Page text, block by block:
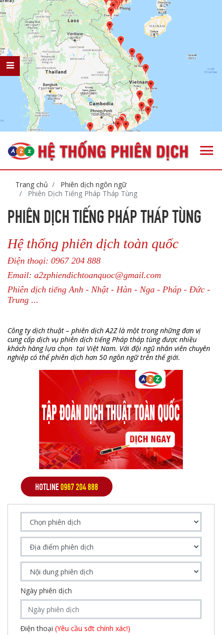
Trang chủ
Phiên dịch ngôn ngữ
Phiên Dịch Tiếng Pháp Tháp Tùng
PHIÊN DỊCH TIẾNG PHÁP THÁP TÙNG
Hệ thống phiên dịch toàn quốc
Điện thoại: 0967 204 888
Email: a2zphiendichtoanquoc@gmail.com
Phiên dịch tiếng Anh - Nhật - Hàn - Nga - Pháp - Đức -
Trung ...
Công ty dịch thuật – phiên dịch A2Z là một trong những đơn vị
cung cấp dịch vụ phiên dịch tiếng Pháp tháp tùng được nhiều
khách hàng lựa chọn tại Việt Nam. Với đội ngũ nhân viên chuyên
nghiệp có thể phiên dịch hơn 50 ngôn ngữ trên thế giới.
HOTLINE0967 204 888
Ngày phiên dịch
Điện thoại (Yêu cầu sđt chính xác!)